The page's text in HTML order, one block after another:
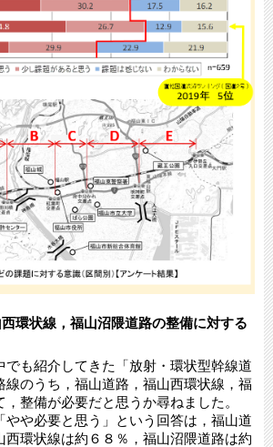
環状線，福山沼隈道路の整備に対する
も紹介してきた「放射・環状型幹線道
線のうち，福山道路，福山西環状線，福
整備が必要だと思うか尋ねました。
や必要と思う」という回答は，福山道
西環状線は約６８％，福山沼隈道路は約